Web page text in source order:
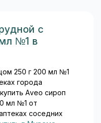
с
№1 в
250 г 200 мл №1
города
Aveo сироп
мл №1 от
соседних